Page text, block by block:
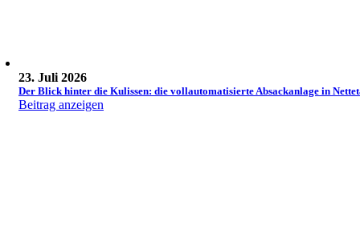
23. Juli 2026
Der Blick hinter die Kulissen: die vollautomatisierte Absackanlage in
Beitrag anzeigen